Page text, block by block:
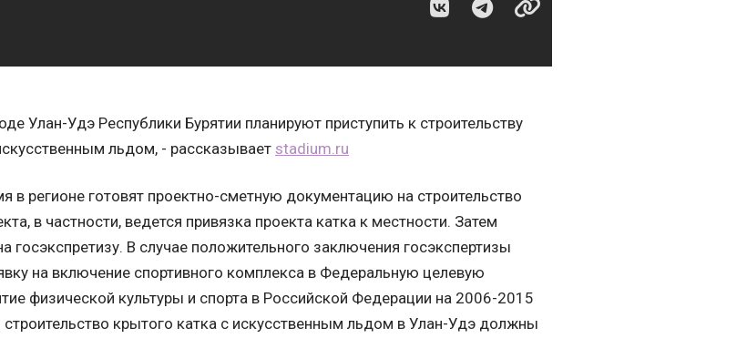
Улан-Удэ Республики Бурятии планируют приступить к строительству
льдом, - рассказываетstadium.ru
в регионе готовят проектно-сметную документацию на строительство
в частности, ведется привязка проекта катка к местности. Затем
госэкспретизу. В случае положительного заключения госэкспертизы
на включение спортивного комплекса в Федеральную целевую
физической культуры и спорта в Российской Федерации на 2006-2015
крытого катка с искусственным льдом в Улан-Удэ должны